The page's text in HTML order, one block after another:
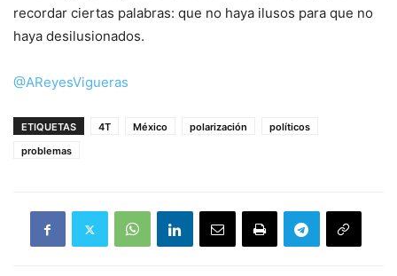
recordar ciertas palabras: que no haya ilusos para que no
haya desilusionados.
@AReyesVigueras
ETIQUETAS 4T México polarización
políticos
problemas